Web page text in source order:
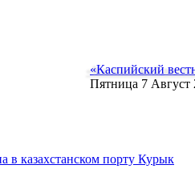
«Каспийский
Пятница 7 Август